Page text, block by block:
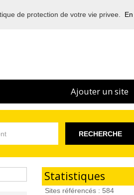
Ajouter un site
RECHERCHE
Statistiques
Sites référencés : 584
de protection de votre vie privee.